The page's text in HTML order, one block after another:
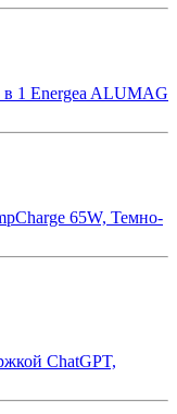
в 1 Energea ALUMAG
65W, Темно-
ChatGPT,